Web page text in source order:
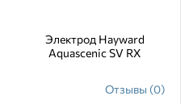
Электрод Hayward
Aquascenic SV RX
Отзывы (0)